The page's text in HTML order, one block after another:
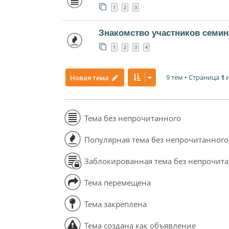
1 2 3
Знакомство участников
1 2 3 4
Новая тема 9 тем • Страница 1
Тема без непрочитанного
Популярная тема без непрочитанного
Заблокированная тема без
Тема перемещена
Тема закреплена
Тема создана как объявление